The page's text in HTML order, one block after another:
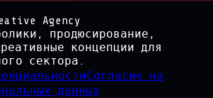
Agency
продюсирование,
концепции для
сектора.
Согласие на
данных